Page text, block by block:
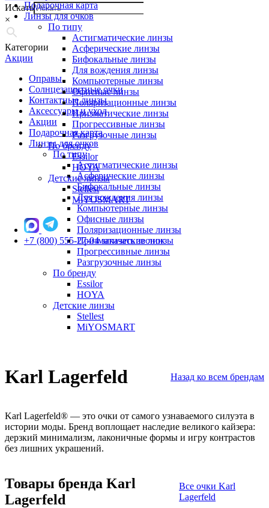
Искать
×
Категории
Акции
Оправы
Солнцезащитные очки
Контактные линзы
Аксессуары и уход
Акции
Подарочная карта
Линзы для очков
По типу
Астигматические линзы
Асферические линзы
Бифокальные линзы
Для вождения линзы
Компьютерные линзы
Офисные линзы
Поляризационные линзы
Призматические линзы
Прогрессивные линзы
Разгрузочные линзы
По бренду
Essilor
HOYA
Детские линзы
Stellest
MiYOSMART
Подарочная карта
Линзы для очков
По типу
Астигматические линзы
Асферические линзы
Бифокальные линзы
Для вождения линзы
Компьютерные линзы
Офисные линзы
Поляризационные линзы
Призматические линзы
Прогрессивные линзы
Разгрузочные линзы
По бренду
Essilor
HOYA
Детские линзы
Stellest
MiYOSMART
+7 (800) 555-27-04 заказать звонок
Karl Lagerfeld Назад ко всем брендам
Karl Lagerfeld® — это очки от самого узнаваемого силуэта в
истории моды. Бренд воплощает наследие великого кайзера:
дерзкий минимализм, лаконичные формы и игру контрастов
без лишних украшений.
Товары бренда Karl
Lagerfeld
Все очки Karl
Lagerfeld